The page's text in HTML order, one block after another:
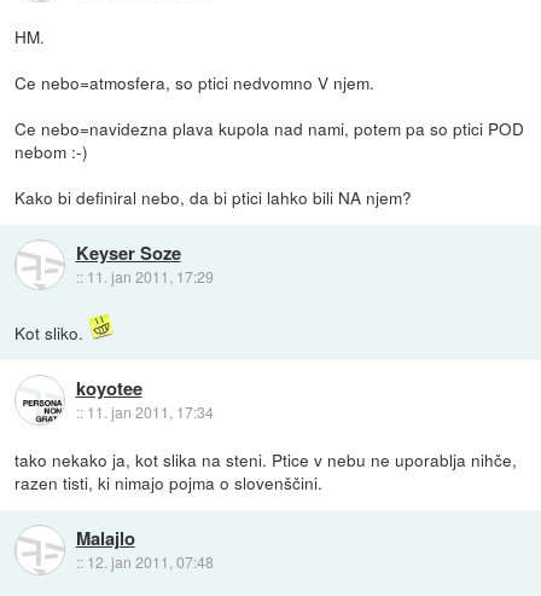
HM.
Ce nebo=atmosfera, so ptici nedvomno V njem.
Ce nebo=navidezna plava kupola nad nami, potem pa so ptici POD
nebom :-)
Kako bi definiral nebo, da bi ptici lahko bili NA njem?
Keyser Soze
:: 11. jan 2011, 17:29
Kot sliko.
koyotee
:: 11. jan 2011, 17:34
tako nekako ja, kot slika na steni. Ptice v nebu ne uporablja nihče,
razen tisti, ki nimajo pojma o slovenščini.
Malajlo
:: 12. jan 2011, 07:48